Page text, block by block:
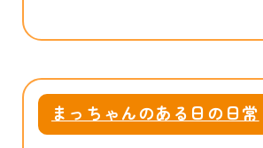
まっちゃんのある日の日常